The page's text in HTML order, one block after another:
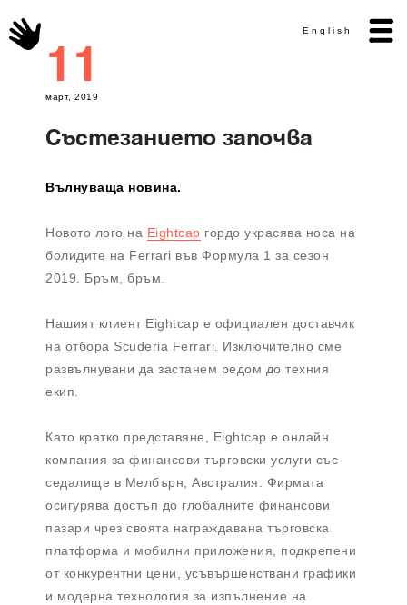
English
11
март, 2019
Състезанието започва
Вълнуваща новина.
Новото лого на Eightcap гордо украсява носа на
болидите на Ferrari във Формула 1 за сезон
2019. Бръм, бръм.
Нашият клиент Eightcap е официален доставчик
на отбора Scuderia Ferrari. Изключително сме
развълнувани да застанем редом до техния
екип.
Като кратко представяне, Eightcap е онлайн
компания за финансови търговски услуги със
седалище в Мелбърн, Австралия. Фирмата
осигурява достъп до глобалните финансови
пазари чрез своята награждавана търговска
платформа и мобилни приложения, подкрепени
от конкурентни цени, усъвършенствани графики
и модерна технология за изпълнение на